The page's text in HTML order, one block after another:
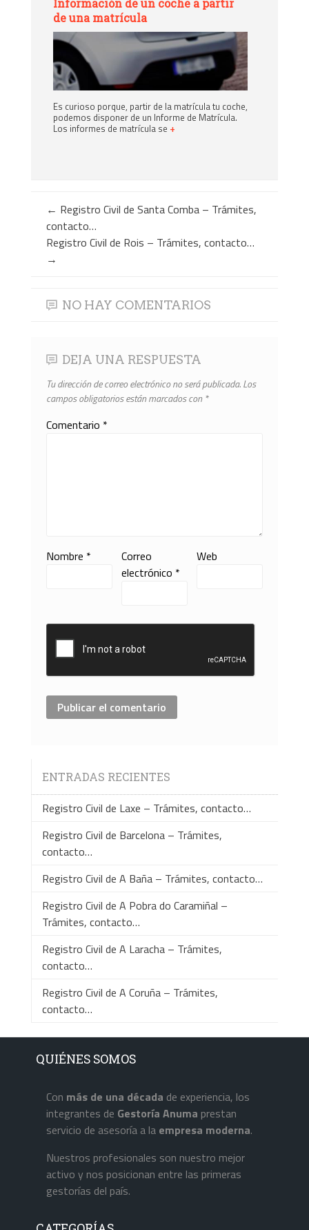
Información de un coche a partir
de una matrícula
Es curioso porque, partir de la matrícula tu coche,
podemos disponer de un Informe de Matrícula.
Los informes de matrícula se +
← Registro Civil de Santa Comba – Trámites,
contacto…
Registro Civil de Rois – Trámites, contacto…
→
NO HAY COMENTARIOS
DEJA UNA RESPUESTA
Tu dirección de correo electrónico no será publicada.Los
campos obligatorios están marcados con *
Comentario *
Nombre *
Correo
electrónico *
Web
ENTRADAS RECIENTES
Registro Civil de Laxe – Trámites, contacto…
Registro Civil de Barcelona – Trámites,
contacto…
Registro Civil de A Baña – Trámites, contacto…
Registro Civil de A Pobra do Caramiñal –
Trámites, contacto…
Registro Civil de A Laracha – Trámites,
contacto…
Registro Civil de A Coruña – Trámites,
contacto…
QUIÉNES SOMOS
Con más de una década de experiencia, los
integrantes de Gestoría Anuma prestan
servicio de asesoría a la empresa moderna.
Nuestros profesionales son nuestro mejor
activo y nos posicionan entre las primeras
gestorías del país.